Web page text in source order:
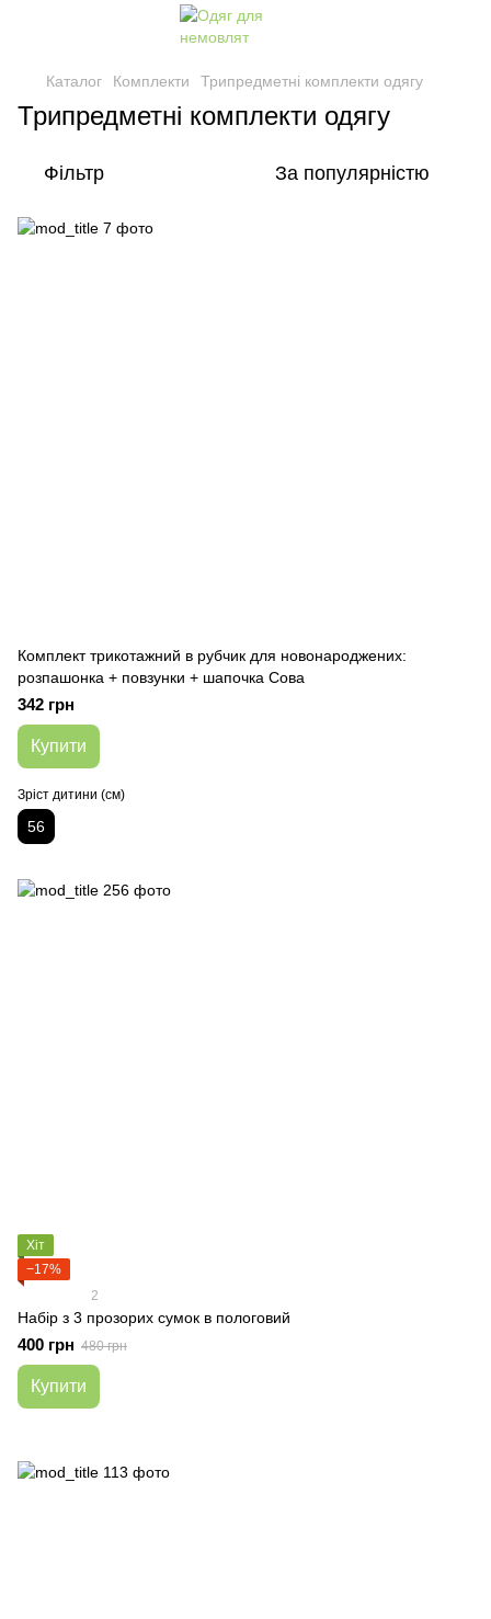
Каталог Комплекти Трипредметні комплекти одягу
Трипредметні комплекти одягу
Фільтр За популярністю
Комплект трикотажний в рубчик для новонароджених:
розпашонка + повзунки + шапочка Сова
342 грн
Купити
Зріст дитини (см)
56
Хіт
−17%
2
Набір з 3 прозорих сумок в пологовий
400 грн 480 грн
Купити